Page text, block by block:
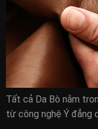
Tất cả Da Bò nằm
từ công nghệ Ý đẳng